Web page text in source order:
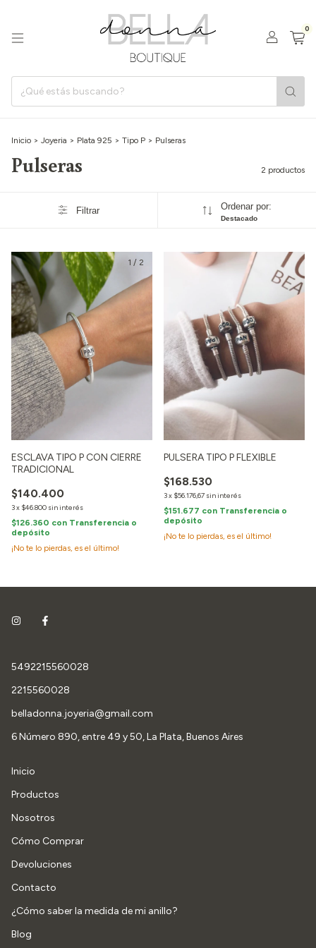
0
Inicio > Joyeria > Plata 925 > Tipo P > Pulseras
Pulseras 2 productos
Filtrar Ordenar por:
Destacado
1 / 2
ESCLAVA TIPO P CON CIERRE
TRADICIONAL
$140.400
3x $46.800 sin interés
$126.360 con Transferencia o
depósito
¡No te lo pierdas, es el último!
PULSERA TIPO P FLEXIBLE
$168.530
3x $56.176,67 sin interés
$151.677 con Transferencia o
depósito
¡No te lo pierdas, es el último!
5492215560028
2215560028
belladonna.joyeria@gmail.com
6 Número 890, entre 49 y 50, La Plata, Buenos Aires
Inicio
Productos
Nosotros
Cómo Comprar
Devoluciones
Contacto
¿Cómo saber la medida de mi anillo?
Blog